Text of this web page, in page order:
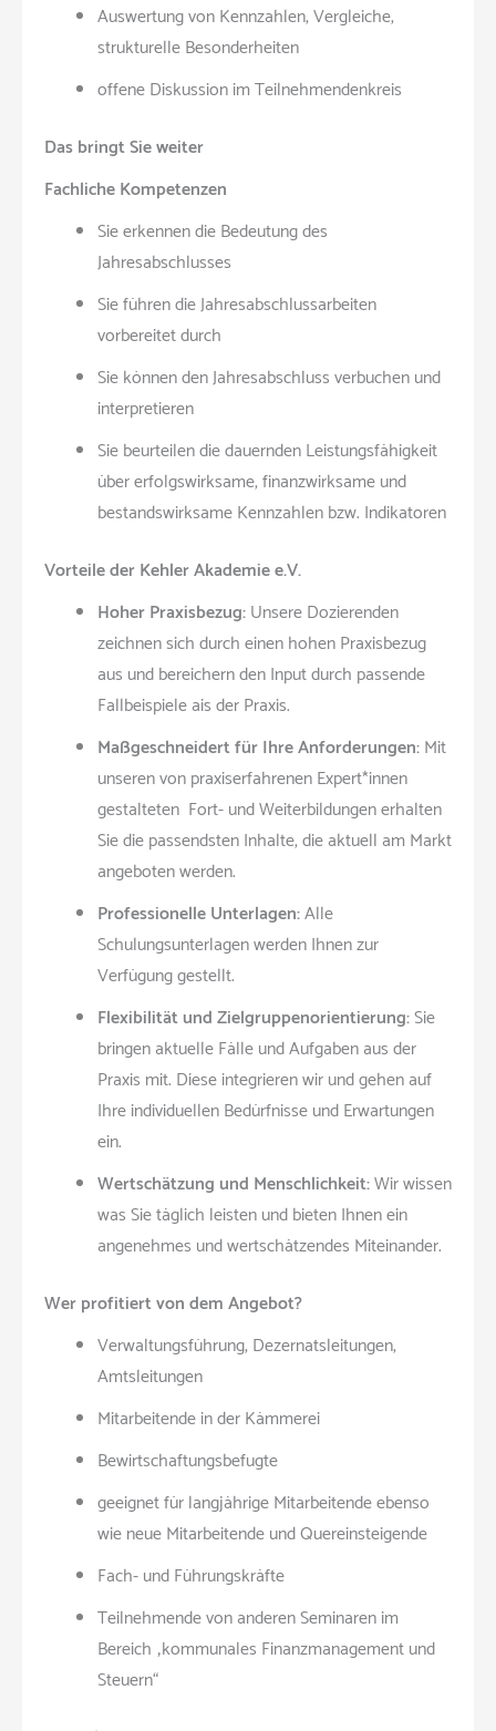
Auswertung von Kennzahlen, Vergleiche,
strukturelle Besonderheiten
offene Diskussion im Teilnehmendenkreis
Das bringt Sie weiter
Fachliche Kompetenzen
Sie erkennen die Bedeutung des
Jahresabschlusses
Sie führen die Jahresabschlussarbeiten
vorbereitet durch
Sie können den Jahresabschluss verbuchen und
interpretieren
Sie beurteilen die dauernden Leistungsfähigkeit
über erfolgswirksame, finanzwirksame und
bestandswirksame Kennzahlen bzw. Indikatoren
Vorteile der Kehler Akademie e.V.
Hoher Praxisbezug:Unsere Dozierenden
zeichnen sich durch einen hohen Praxisbezug
aus und bereichern den Input durch passende
Fallbeispiele ais der Praxis.
Maßgeschneidert für Ihre Anforderungen:Mit
unseren von praxiserfahrenen Expert*innen
gestalteten Fort- und Weiterbildungen erhalten
Sie die passendsten Inhalte, die aktuell am Markt
angeboten werden.
Professionelle Unterlagen:Alle
Schulungsunterlagen werden Ihnen zur
Verfügung gestellt.
Flexibilität und Zielgruppenorientierung:Sie
bringen aktuelle Fälle und Aufgaben aus der
Praxis mit. Diese integrieren wir und gehen auf
Ihre individuellen Bedürfnisse und Erwartungen
ein.
Wertschätzung und Menschlichkeit:Wir wissen
was Sie täglich leisten und bieten Ihnen ein
angenehmes und wertschätzendes Miteinander.
Wer profitiert von dem Angebot?
Verwaltungsführung, Dezernatsleitungen,
Amtsleitungen
Mitarbeitende in der Kämmerei
Bewirtschaftungsbefugte
geeignet für langjährige Mitarbeitende ebenso
wie neue Mitarbeitende und Quereinsteigende
Fach- und Führungskräfte
Teilnehmende von anderen Seminaren im
Bereich „kommunales Finanzmanagement und
Steuern“